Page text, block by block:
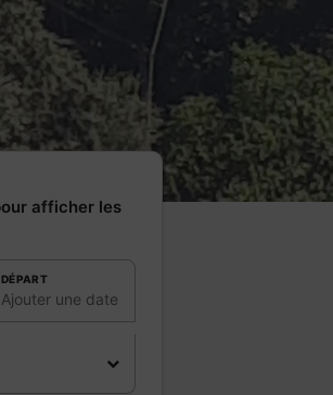
afficher les
DÉPART
Ajouter une date